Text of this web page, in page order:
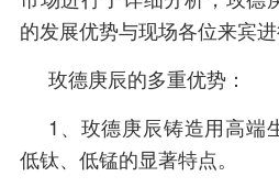
的发展优势与现场各位来宾进
玫德庚辰的多重优势：
1、玫德庚辰铸造用高端
低钛、低锰的显著特点。